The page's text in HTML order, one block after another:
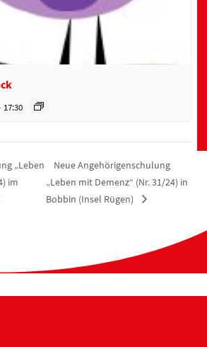
17:30
„Leben
im
Neue Angehörigenschulung
„Leben mit Demenz“ (Nr. 31/24) in
Bobbin (Insel Rügen)